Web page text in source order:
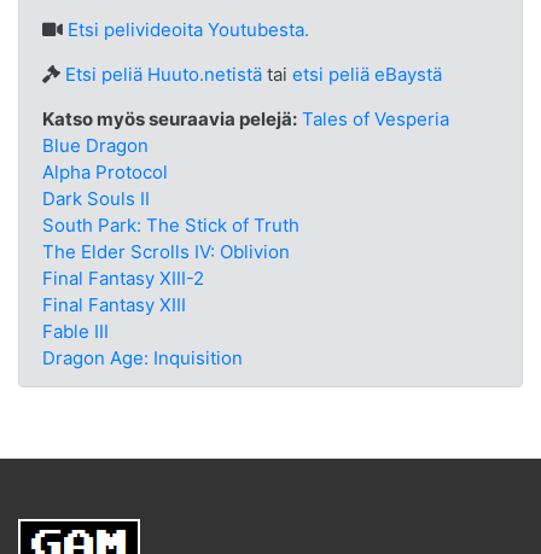
Etsi pelivideoita Youtubesta.
Etsi peliä Huuto.netistätai etsi peliä eBaystä
Katso myös seuraavia pelejä: Tales of Vesperia
Blue Dragon
Alpha Protocol
Dark Souls II
South Park: The Stick of Truth
The Elder Scrolls IV: Oblivion
Final Fantasy XIII-2
Final Fantasy XIII
Fable III
Dragon Age: Inquisition